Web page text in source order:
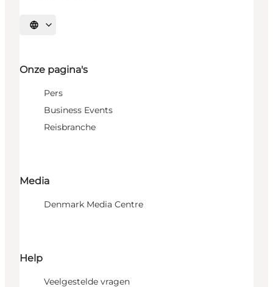
Selecteer taal
Onze pagina's
Pers
Business Events
Reisbranche
Media
Denmark Media Centre
Help
Veelgestelde vragen